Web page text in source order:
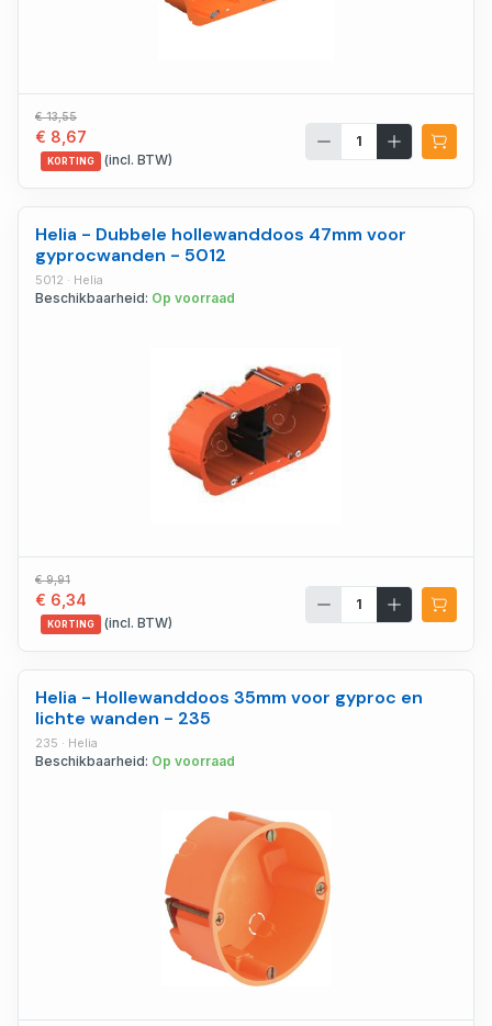
€ 13,55
€ 8,67
KORTING (incl. BTW)
Helia - Dubbele hollewanddoos 47mm voor
gyprocwanden - 5012
5012 · Helia
Beschikbaarheid: Op voorraad
€ 9,91
€ 6,34
KORTING (incl. BTW)
Helia - Hollewanddoos 35mm voor gyproc en
lichte wanden - 235
235 · Helia
Beschikbaarheid: Op voorraad